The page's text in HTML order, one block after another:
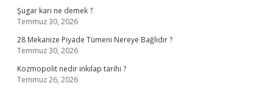
Şugar karı ne demek ?
Temmuz 30, 2026
28 Mekanize Piyade Tümeni Nereye Bağlıdır ?
Temmuz 30, 2026
Kozmopolit nedir inkılap tarihi ?
Temmuz 26, 2026